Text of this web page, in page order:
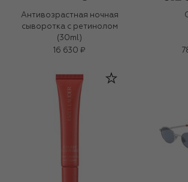
Антивозрастная ночная
сыворотка с ретинолом
(30ml)
16 630 ₽